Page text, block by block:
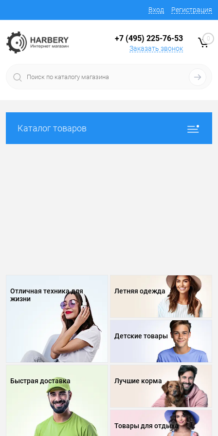
Вход Регистрация
+7 (495) 225-76-53
Заказать звонок
0
Каталог товаров
Отличная техника для
жизни
Летняя одежда
Детские товары
Быстрая доставка Лучшие корма
Товары для отдыха